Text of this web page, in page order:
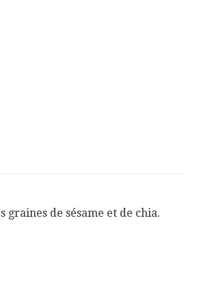
graines de sésame et de chia.